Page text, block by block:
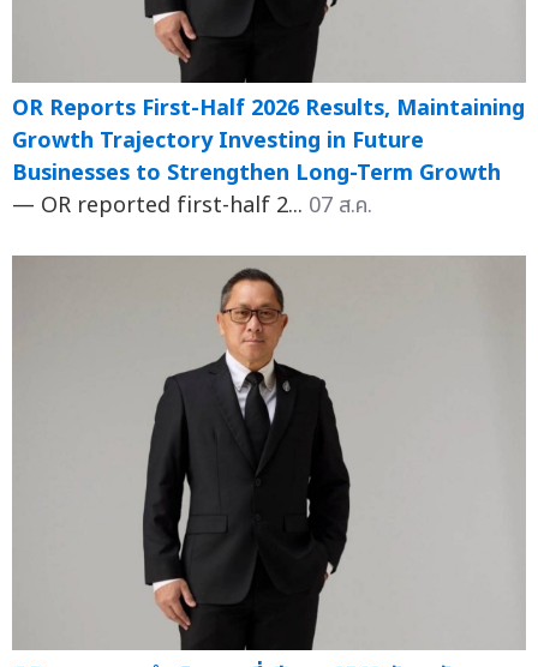
OR Reports First-Half 2026 Results, Maintaining
Growth Trajectory Investing in Future
Businesses to Strengthen Long-Term Growth
— OR reported first-half 2... 07 ส.ค.